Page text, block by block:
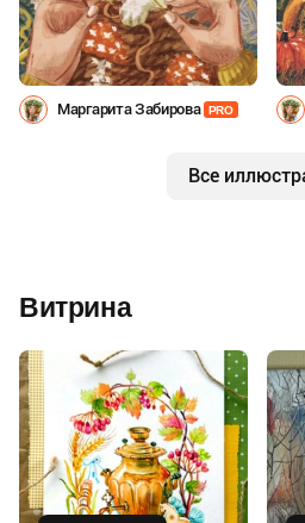
Маргарита Забирова PRO
Все
Витрина
Купить